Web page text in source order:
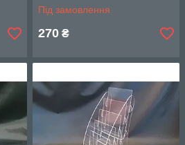
Під замовлення
270 ₴